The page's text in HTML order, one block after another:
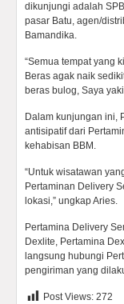
dikunjungi adalah
pasar Batu, agen/
Bamandika.
“Semua tempat yang
Beras agak naik
beras bulog, Saya
Dalam kunjungan ini,
antisipatif dari
kehabisan BBM.
“Untuk wisatawan
Pertaminan Delivery
lokasi,” ungkap Aries.
Pertamina Delivery
Dexlite, Pertamina
langsung hubungi
pengiriman yang
Post Views: 272